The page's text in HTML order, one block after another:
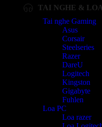
TAI NGHE & LOA
Tai nghe Gaming
Asus
Corsair
Steelseries
Razer
DareU
Logitech
Kingston
Gigabyte
Fuhlen
Loa PC
Loa razer